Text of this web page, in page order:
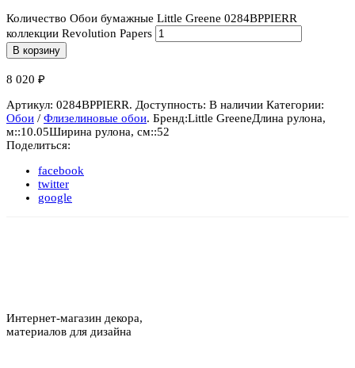
Количество Обои бумажные Little Greene 0284BPPIERR
коллекции Revolution Papers
В корзину
8 020 ₽
Артикул: 0284BPPIERR. Доступность: В наличии Категории:
Обои / Флизелиновые обои. Бренд:Little GreeneДлина рулона,
м::10.05Ширина рулона, см::52
Поделиться:
facebook
twitter
google
Интернет-магазин декора,
материалов для дизайна